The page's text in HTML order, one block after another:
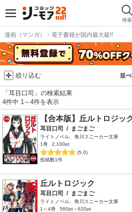
検索
漫画（マンガ）・電子書籍が国内最大級!!
並
絞り込む
「耳目口司」の検索結果
4件中 1～4件を表示
【合本版】丘ルトロジッ
耳目口司 / まごまご
ライトノベル、角川スニーカー文庫
1巻
2,100pt
(5.0)
投稿数1件
丘ルトロジック
耳目口司 / まごまご
ライトノベル、角川スニーカー文庫
1～4巻
560pt～620pt